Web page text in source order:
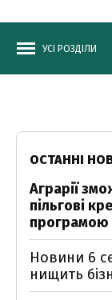
УСІ РОЗДІЛИ
ОСТАННІ
Аграрії
пільгові
програмою
Новини 6
нищить